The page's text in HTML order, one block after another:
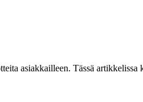
asiakkailleen. Tässä